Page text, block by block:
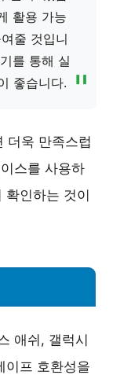
활용 가능
줄 것입니
를 통해 실
좋습니다.
더욱 만족스럽
스를 사용하
확인하는 것이
애쉬, 갤럭시
이프 호환성을